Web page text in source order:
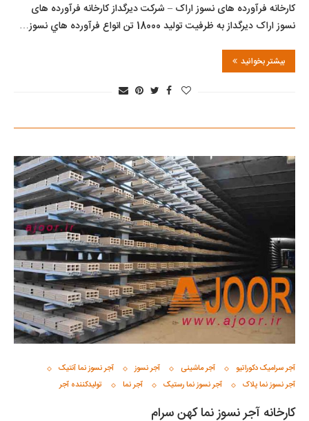
کارخانه فرآورده های نسوز اراک – شرکت دیرگداز کارخانه فرآورده های
نسوز اراک دیرگداز به ظرفیت تولید 18000 تن انواع فرآورده هاي نسوز…
بیشتر بخوانید
آجر سرامیک دکوراتیو آجر ماشینی آجر نسوز
آجر نسوز نما آنتیک
آجر نسوز نما پلاک
آجر نسوز نما رستیک آجر نما تولیدکننده آجر
کارخانه آجر نسوز نما کهن سرام